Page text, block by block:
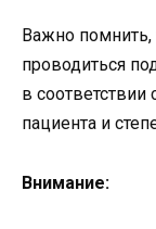
Важно
проводиться
в
пациента и
Внимание: